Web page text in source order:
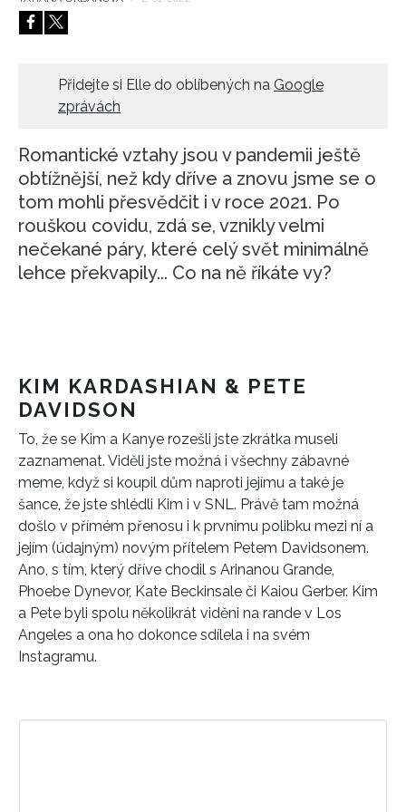
HOME
Přidejte si Elle do oblíbených na Google
zprávách
Romantické vztahy jsou v pandemii ještě
obtížnější, než kdy dříve a znovu jsme se o
tom mohli přesvědčit i v roce 2021. Po
rouškou covidu, zdá se, vznikly velmi
nečekané páry, které celý svět minimálně
lehce překvapily... Co na ně říkáte vy?
KIM KARDASHIAN & PETE
DAVIDSON
To, že se Kim a Kanye rozešli jste zkrátka museli
zaznamenat. Viděli jste možná i všechny zábavné
meme, když si koupil dům naproti jejímu a také je
šance, že jste shlédli Kim i v SNL. Právě tam možná
došlo v přímém přenosu i k prvnímu polibku mezi ní a
jejím (údajným) novým přítelem Petem Davidsonem.
Ano, s tím, který dříve chodil s Arinanou Grande,
Phoebe Dynevor, Kate Beckinsale či Kaiou Gerber. Kim
a Pete byli spolu několikrát viděni na rande v Los
Angeles a ona ho dokonce sdílela i na svém
Instagramu.